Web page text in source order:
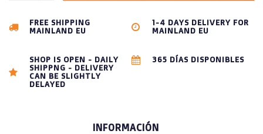
FREE SHIPPING
MAINLAND EU
1-4 DAYS DELIVERY FOR
MAINLAND EU
SHOP IS OPEN - DAILY
SHIPPNG - DELIVERY
CAN BE SLIGHTLY
DELAYED
365 DÍAS DISPONIBLES
INFORMACIÓN